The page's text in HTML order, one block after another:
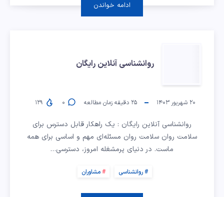
ادامه خواندن
روانشناسی
رایگان
روانشناسی آنلاین رایگان
۲۰ شهریور ۱۴۰۳ ۲۵ دقیقه زمان مطالعه ۰ ۱۲۹
روانشناسی آنلاین رایگان : یک راهکار قابل دسترس برای
سلامت روان سلامت روان مسئله‌ای مهم و اساسی برای همه
ماست. در دنیای پرمشغله امروز، دسترسی…
روانشناسی مشاوران